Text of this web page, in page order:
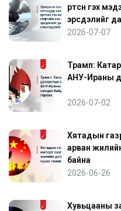
өртсөн гэх
эрсдэлийг
2026-07-07
Трамп:
АНУ-Ираны
2026-07-02
Хятадын
арван
байна
2026-06-26
Хувьцааны